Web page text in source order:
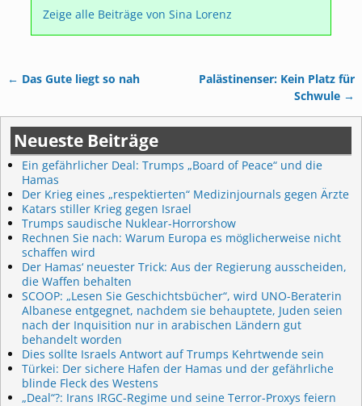
Zeige alle Beiträge vonSina Lorenz
← Das Gute liegt so nah
Palästinenser: Kein Platz für
Schwule →
Neueste Beiträge
Ein gefährlicher Deal: Trumps „Board of Peace“ und die
Hamas
Der Krieg eines „respektierten“ Medizinjournals gegen Ärzte
Katars stiller Krieg gegen Israel
Trumps saudische Nuklear-Horrorshow
Rechnen Sie nach: Warum Europa es möglicherweise nicht
schaffen wird
Der Hamas‘ neuester Trick: Aus der Regierung ausscheiden,
die Waffen behalten
SCOOP: „Lesen Sie Geschichtsbücher“, wird UNO-Beraterin
Albanese entgegnet, nachdem sie behauptete, Juden seien
nach der Inquisition nur in arabischen Ländern gut
behandelt worden
Dies sollte Israels Antwort auf Trumps Kehrtwende sein
Türkei: Der sichere Hafen der Hamas und der gefährliche
blinde Fleck des Westens
„Deal“?: Irans IRGC-Regime und seine Terror-Proxys feiern